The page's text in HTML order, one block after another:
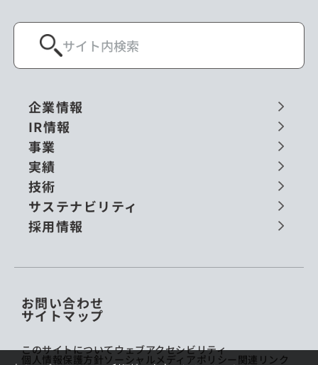
企業情報
IR情報
事業
実績
技術
サステナビリティ
採用情報
お問い合わせ
サイトマップ
このサイトについてウェブアクセシビリティ
個人情報保護方針ソーシャルメディアポリシー 関連リンク